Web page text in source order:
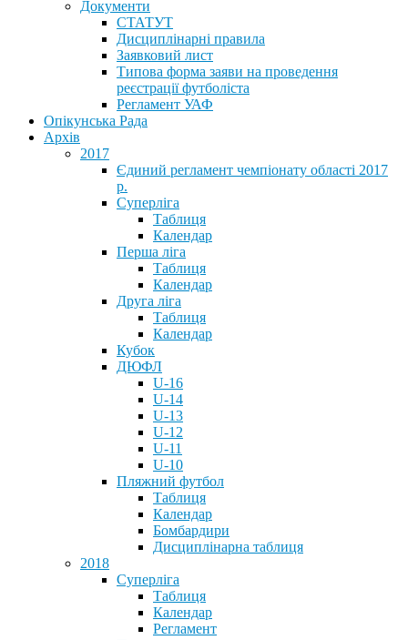
Документи
СТАТУТ
Дисциплінарні правила
Заявковий лист
Типова форма заяви на проведення
реєстрації футболіста
Регламент УАФ
Опікунська Рада
Архів
2017
Єдиний регламент чемпіонату області 2017
р.
Суперліга
Таблиця
Календар
Перша ліга
Таблиця
Календар
Друга ліга
Таблиця
Календар
Кубок
ДЮФЛ
U-16
U-14
U-13
U-12
U-11
U-10
Пляжний футбол
Таблиця
Календар
Бомбардири
Дисциплінарна таблиця
2018
Суперліга
Таблиця
Календар
Регламент